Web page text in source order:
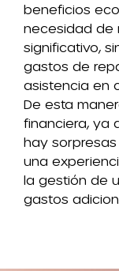
beneficios
necesidad de
significativo,
gastos de
asistencia en
De esta
financiera, ya
hay sorpresas
una
la gestión de
gastos